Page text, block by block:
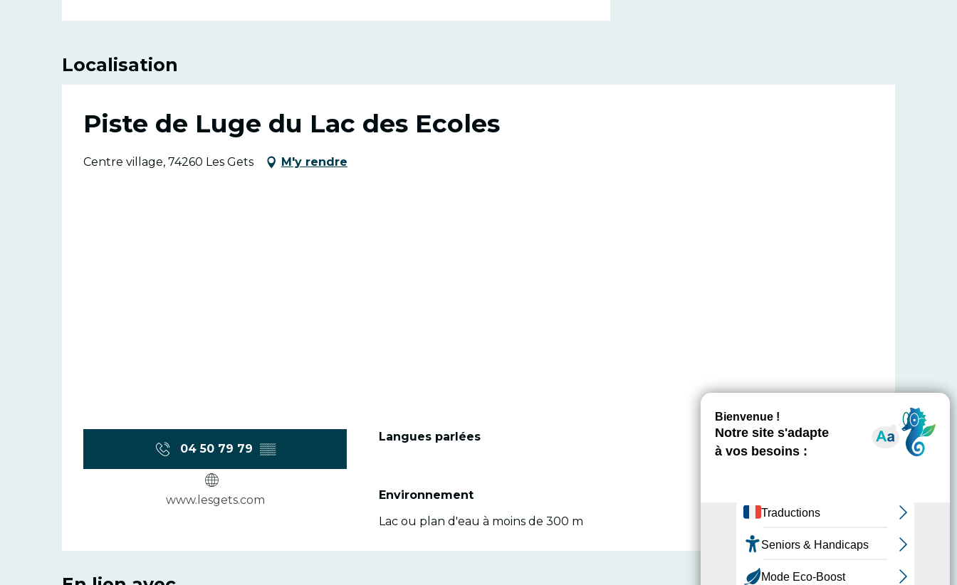
Localisation
Piste de Luge du Lac des Ecoles
Centre village, 74260 Les Gets M'y rendre
04 50 79 79 ▒▒
www.lesgets.com
Langues parlées
Langues parlées
Environnement
Environnement
Lac ou plan d'eau à moins de 300 m